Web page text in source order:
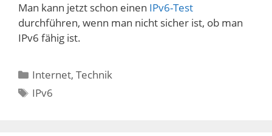
Man kann jetzt schon einen IPv6-Test
durchführen, wenn man nicht sicher ist, ob man
IPv6 fähig ist.
Kategorien
Internet,Technik
Schlagwörter
IPv6